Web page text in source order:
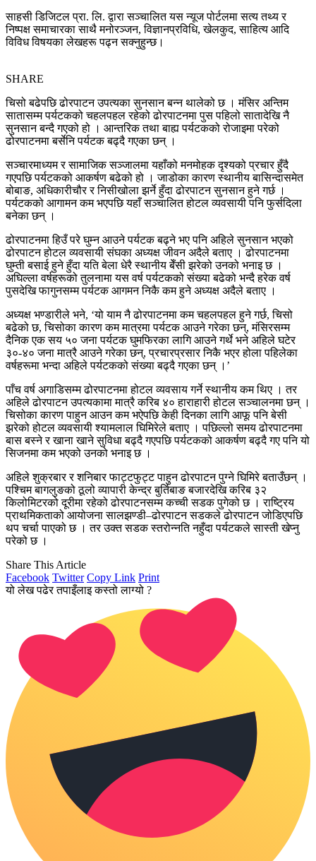
साहसी डिजिटल प्रा. लि. द्वारा सञ्चालित यस न्यूज पोर्टलमा सत्य तथ्य र
निष्पक्ष समाचारका साथै मनोरञ्जन, विज्ञानप्रविधि, खेलकुद, साहित्य आदि
विविध विषयका लेखहरू पढ्न सक्नुहुन्छ।
SHARE
चिसो बढेपछि ढोरपाटन उपत्यका सुनसान बन्न थालेको छ । मंसिर अन्तिम
सातासम्म पर्यटकको चहलपहल रहेको ढोरपाटनमा पुस पहिलो सातादेखि नै
सुनसान बन्दै गएको हो । आन्तरिक तथा बाह्य पर्यटकको रोजाइमा परेको
ढोरपाटनमा बर्सेनि पर्यटक बढ्दै गएका छन् ।
सञ्चारमाध्यम र सामाजिक सञ्जालमा यहाँको मनमोहक दृश्यको प्रचार हुँदै
गएपछि पर्यटकको आकर्षण बढेको हो । जाडोका कारण स्थानीय बासिन्दासमेत
बोबाङ, अधिकारीचौर र निसीखोला झर्ने हुँदा ढोरपाटन सुनसान हुने गर्छ ।
पर्यटकको आगामन कम भएपछि यहाँ सञ्चालित होटल व्यवसायी पनि फुर्सदिला
बनेका छन् ।
ढोरपाटनमा हिउँ परे घुम्न आउने पर्यटक बढ्ने भए पनि अहिले सुनसान भएको
ढोरपाटन होटल व्यवसायी संघका अध्यक्ष जीवन अदैले बताए । ढोरपाटनमा
घुम्ती बसाई हुने हुँदा यति बेला धेरै स्थानीय बेँसी झरेको उनको भनाइ छ ।
अघिल्ला वर्षहरूको तुलनामा यस वर्ष पर्यटकको संख्या बढेको भन्दै हरेक वर्ष
पुसदेखि फागुनसम्म पर्यटक आगमन निकै कम हुने अध्यक्ष अदैले बताए ।
अध्यक्ष भण्डारीले भने, ‘यो याम नै ढोरपाटनमा कम चहलपहल हुने गर्छ, चिसो
बढेको छ, चिसोका कारण कम मात्रमा पर्यटक आउने गरेका छन्, मंसिरसम्म
दैनिक एक सय ५० जना पर्यटक घुमफिरका लागि आउने गर्थे भने अहिले घटेर
३०-४० जना मात्रै आउने गरेका छन्, प्रचारप्रसार निकै भएर होला पहिलेका
वर्षहरूमा भन्दा अहिले पर्यटकको संख्या बढ्दै गएका छन् ।’
पाँच वर्ष अगाडिसम्म ढोरपाटनमा होटल व्यवसाय गर्ने स्थानीय कम थिए । तर
अहिले ढोरपाटन उपत्यकामा मात्रै करिब ४० हाराहारी होटल सञ्चालनमा छन् ।
चिसोका कारण पाहुन आउन कम भऐपछि केही दिनका लागि आफू पनि बेसी
झरेको होटल व्यवसायी श्यामलाल घिमिरेले बताए । पछिल्लो समय ढोरपाटनमा
बास बस्ने र खाना खाने सुविधा बढ्दै गएपछि पर्यटकको आकर्षण बढ्दै गए पनि यो
सिजनमा कम भएको उनको भनाइ छ ।
अहिले शुक्रबार र शनिबार फाट्टफुट्ट पाहुन ढोरपाटन पुग्ने घिमिरे बताउँछन् ।
पश्चिम बागलुङको ठूलो व्यापारी केन्द्र बुर्तिबाङ बजारदेखि करिब ३२
किलोमिटरको दूरीमा रहेको ढोरपाटनसम्म कच्ची सडक पुगेको छ । राष्ट्रिय
प्राथमिकताको आयोजना सालझण्डी–ढोरपाटन सडकले ढोरपाटन जोडिएपछि
थप चर्चा पाएको छ । तर उक्त सडक स्तरोन्नति नहुँदा पर्यटकले सास्ती खेप्नु
परेको छ ।
Share This Article
Facebook Twitter Copy Link Print
यो लेख पढेर तपाइँलाइ कस्तो लाग्यो ?